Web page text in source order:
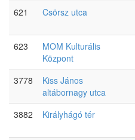
621
Csörsz utca
623
MOM Kulturális
Központ
3778
Kiss János
altábornagy utca
3882
Királyhágó tér